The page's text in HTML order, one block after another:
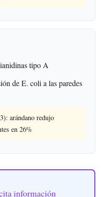
tipo A
de E. coli a las paredes
arándano redujo
en 26%
información